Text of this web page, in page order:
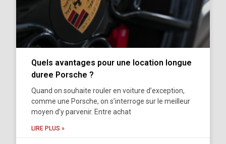
Quels avantages pour une location longue
duree Porsche ?
Quand on souhaite rouler en voiture d’exception,
comme une Porsche, on s’interroge sur le meilleur
moyen d’y parvenir. Entre achat
LIRE PLUS »